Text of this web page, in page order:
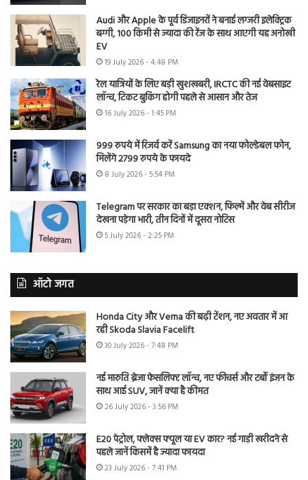
Audi और Apple के पूर्व डिजाइनरों ने बनाई लग्जरी इलेक्ट्रिक
बग्गी, 100 किमी से ज्यादा की रेंज के साथ आएगी यह अनोखी
EV
19 July 2026 - 4:48 PM
रेल यात्रियों के लिए बड़ी खुशखबरी, IRCTC की नई वेबसाइट
लॉन्च, टिकट बुकिंग होगी पहले से आसान और तेज
16 July 2026 - 1:45 PM
999 रुपये में रिजर्व करें Samsung का नया फोल्डेबल फोन,
मिलेंगे 2799 रुपये के फायदे
8 July 2026 - 5:54 PM
Telegram पर सरकार का बड़ा एक्शन, फिल्में और वेब सीरीज
देखना पड़ेगा भारी, तीन दिनों में दूसरा नोटिस
5 July 2026 - 2:25 PM
ऑटो जगत
Honda City और Verna की बढ़ी टेंशन, नए अवतार में आ
रही Skoda Slavia Facelift
30 July 2026 - 7:48 PM
नई मारुति ब्रेजा फेसलिफ्ट लॉन्च, नए फीचर्स और टर्बो इंजन के
साथ आई SUV, जानें क्या है कीमत
26 July 2026 - 3:56 PM
E20 पेट्रोल, फ्लेक्स फ्यूल या EV कार? नई गाड़ी खरीदने से
पहले जानें किसमें है ज्यादा फायदा
23 July 2026 - 7:41 PM